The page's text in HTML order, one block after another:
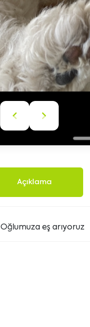
Önceki
içeriği
göster
Sonraki
içeriği
göster
Açıklama
Oğlumuza eş arıyoruz